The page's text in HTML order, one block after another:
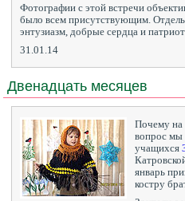
Фотографии с этой встречи
было всем присутствующим.
энтузиазм, добрые сердца и
31.01.14
Двенадцать месяцев
Почему на
вопрос мы
учащихся
январь
костру